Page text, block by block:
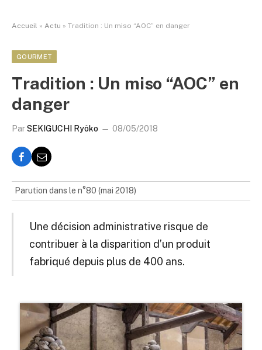
Accueil » Actu » Tradition : Un miso “AOC” en danger
GOURMET
Tradition : Un miso “AOC” en
danger
ParSEKIGUCHI Ryôko 08/05/2018
Parution dans le n°80 (mai 2018)
Une décision administrative risque de
contribuer à la disparition d’un produit
fabriqué depuis plus de 400 ans.